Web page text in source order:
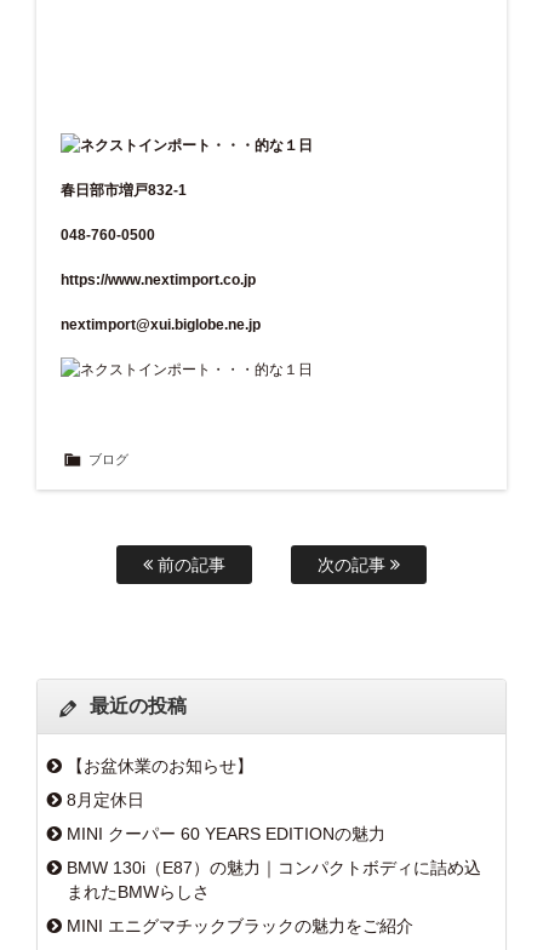
春日部市増戸832-1
048-760-0500
https://www.nextimport.co.jp
nextimport@xui.biglobe.ne.jp
ブログ
前の記事 次の記事
最近の投稿
【お盆休業のお知らせ】
8月定休日
MINI クーパー 60 YEARS EDITIONの魅力
BMW 130i（E87）の魅力｜コンパクトボディに詰め込
まれたBMWらしさ
MINI エニグマチックブラックの魅力をご紹介